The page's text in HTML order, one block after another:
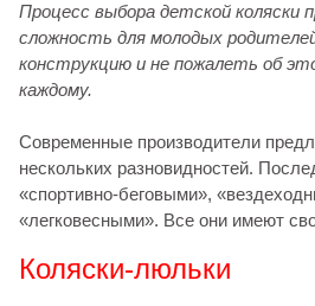
Процесс выбора детской
сложность для молодых
конструкцию и не пожалеть об
каждому.
Современные производители
нескольких разновидностей.
«спортивно-беговыми»,
«легковесными». Все они имеют
Коляски-люльки